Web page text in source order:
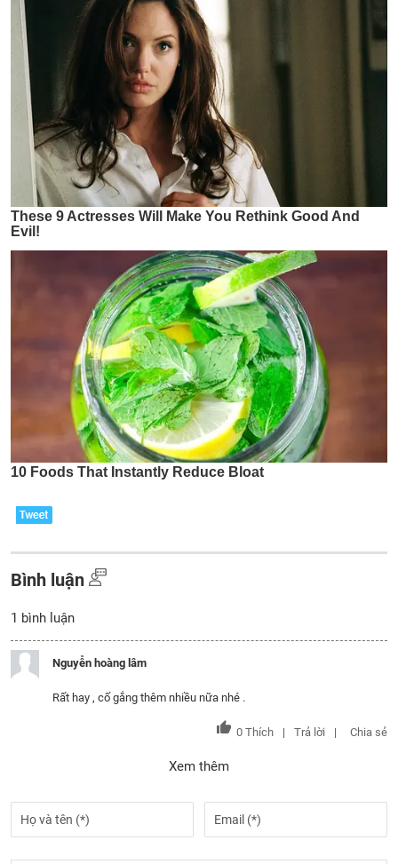
Bình luận
1 bình luận
Nguyễn hoàng lâm
Rất hay , cố gắng thêm nhiều nữa nhé .
0 Thích Trả lời Chia sẻ
Xem thêm